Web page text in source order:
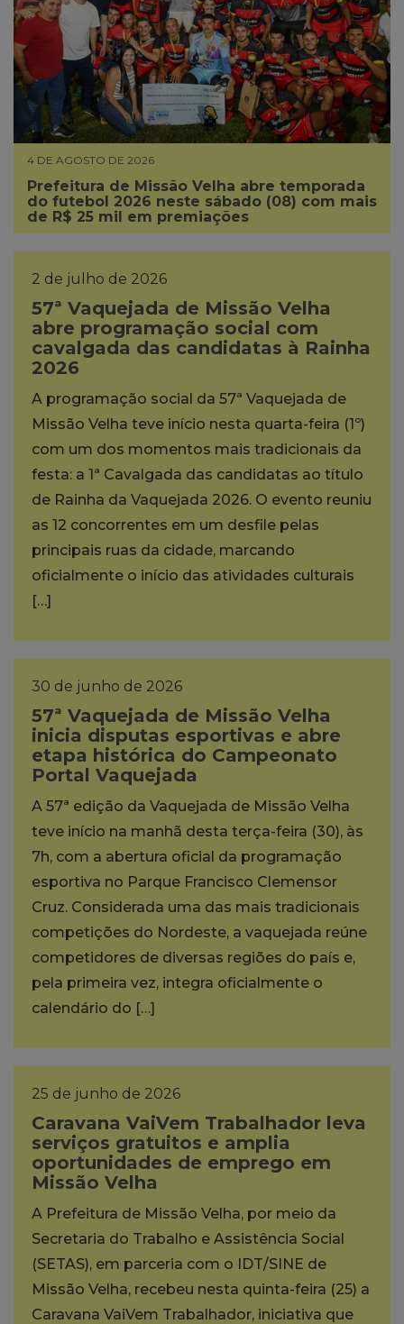
4 DE AGOSTO DE 2026
Prefeitura de Missão Velha abre temporada
do futebol 2026 neste sábado (08) com mais
de R$ 25 mil em premiações
2 de julho de 2026
57ª Vaquejada de Missão Velha
abre programação social com
cavalgada das candidatas à Rainha
2026
A programação social da 57ª Vaquejada de
Missão Velha teve início nesta quarta-feira (1º)
com um dos momentos mais tradicionais da
festa: a 1ª Cavalgada das candidatas ao título
de Rainha da Vaquejada 2026. O evento reuniu
as 12 concorrentes em um desfile pelas
principais ruas da cidade, marcando
oficialmente o início das atividades culturais
[…]
30 de junho de 2026
57ª Vaquejada de Missão Velha
inicia disputas esportivas e abre
etapa histórica do Campeonato
Portal Vaquejada
A 57ª edição da Vaquejada de Missão Velha
teve início na manhã desta terça-feira (30), às
7h, com a abertura oficial da programação
esportiva no Parque Francisco Clemensor
Cruz. Considerada uma das mais tradicionais
competições do Nordeste, a vaquejada reúne
competidores de diversas regiões do país e,
pela primeira vez, integra oficialmente o
calendário do […]
25 de junho de 2026
Caravana VaiVem Trabalhador leva
serviços gratuitos e amplia
oportunidades de emprego em
Missão Velha
A Prefeitura de Missão Velha, por meio da
Secretaria do Trabalho e Assistência Social
(SETAS), em parceria com o IDT/SINE de
Missão Velha, recebeu nesta quinta-feira (25) a
Caravana VaiVem Trabalhador, iniciativa que